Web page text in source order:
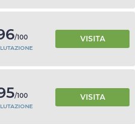
/100 VISITA
/100 VISITA